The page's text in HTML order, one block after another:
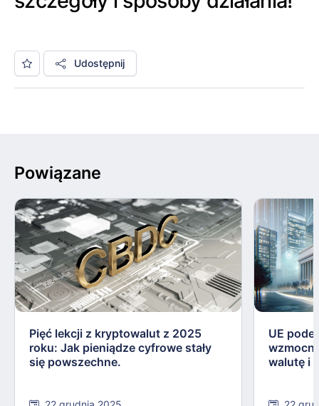
Udostępnij
Powiązane
Pięć lekcji z kryptowalut z 2025
roku: Jak pieniądze cyfrowe stały
się powszechne.
UE
walutę i